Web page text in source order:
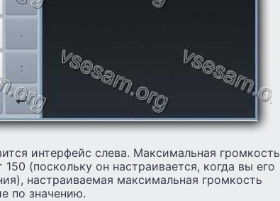
интерфейс слева. Максимальная громкость
(поскольку он настраивается, когда вы его
настраиваемая максимальная громкость
по значению.